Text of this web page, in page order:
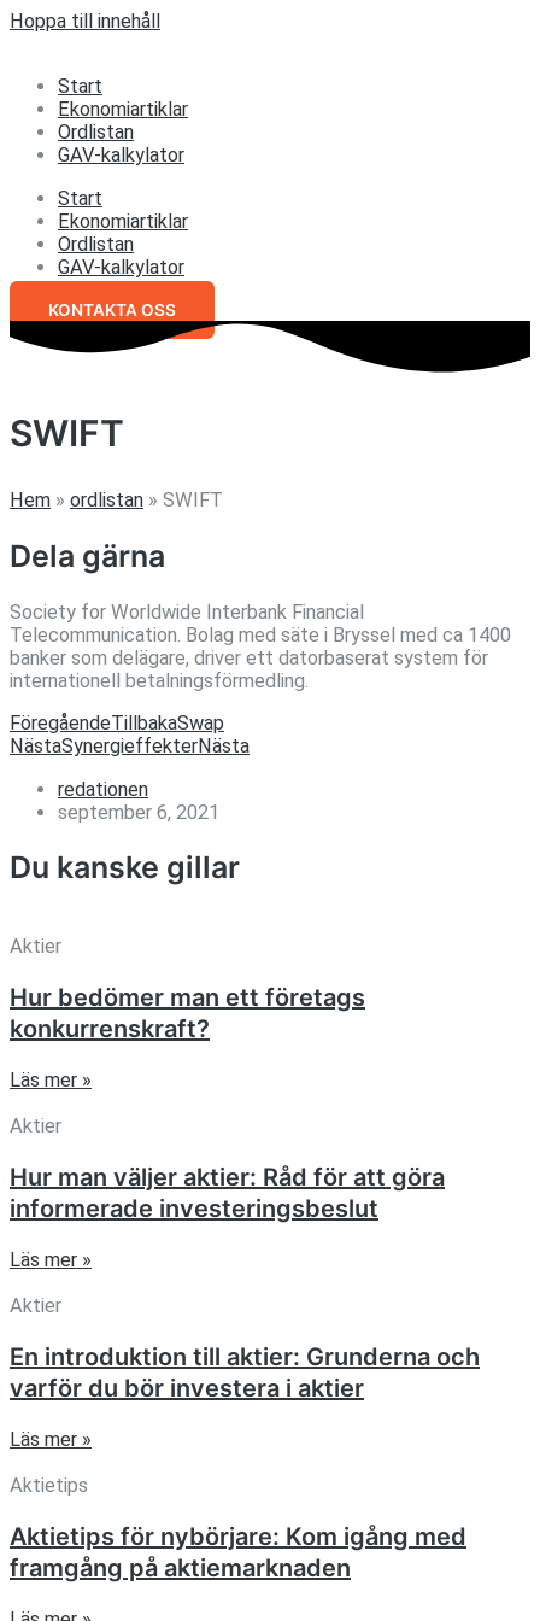
Hoppa till innehåll
Start
Ekonomiartiklar
Ordlistan
GAV-kalkylator
Start
Ekonomiartiklar
Ordlistan
GAV-kalkylator
KONTAKTA OSS
SWIFT
Hem » ordlistan » SWIFT
Dela gärna
Society for Worldwide Interbank Financial
Telecommunication. Bolag med säte i Bryssel med ca 1400
banker som delägare, driver ett datorbaserat system för
internationell betalningsförmedling.
FöregåendeTillbakaSwap
NästaSynergieffekterNästa
redationen
september 6, 2021
Du kanske gillar
Aktier
Hur bedömer man ett företags
konkurrenskraft?
Läs mer »
Aktier
Hur man väljer aktier: Råd för att göra
informerade investeringsbeslut
Läs mer »
Aktier
En introduktion till aktier: Grunderna och
varför du bör investera i aktier
Läs mer »
Aktietips
Aktietips för nybörjare: Kom igång med
framgång på aktiemarknaden